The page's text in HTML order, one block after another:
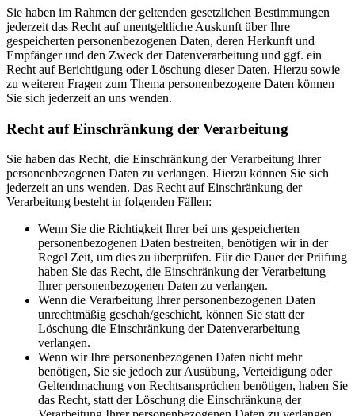
Sie haben im Rahmen der geltenden gesetzlichen Bestimmungen
jederzeit das Recht auf unentgeltliche Auskunft über Ihre
gespeicherten personenbezogenen Daten, deren Herkunft und
Empfänger und den Zweck der Datenverarbeitung und ggf. ein
Recht auf Berichtigung oder Löschung dieser Daten. Hierzu sowie
zu weiteren Fragen zum Thema personenbezogene Daten können
Sie sich jederzeit an uns wenden.
Recht auf Einschränkung der Verarbeitung
Sie haben das Recht, die Einschränkung der Verarbeitung Ihrer
personenbezogenen Daten zu verlangen. Hierzu können Sie sich
jederzeit an uns wenden. Das Recht auf Einschränkung der
Verarbeitung besteht in folgenden Fällen:
Wenn Sie die Richtigkeit Ihrer bei uns gespeicherten
personenbezogenen Daten bestreiten, benötigen wir in der
Regel Zeit, um dies zu überprüfen. Für die Dauer der Prüfung
haben Sie das Recht, die Einschränkung der Verarbeitung
Ihrer personenbezogenen Daten zu verlangen.
Wenn die Verarbeitung Ihrer personenbezogenen Daten
unrechtmäßig geschah/geschieht, können Sie statt der
Löschung die Einschränkung der Datenverarbeitung
verlangen.
Wenn wir Ihre personenbezogenen Daten nicht mehr
benötigen, Sie sie jedoch zur Ausübung, Verteidigung oder
Geltendmachung von Rechtsansprüchen benötigen, haben Sie
das Recht, statt der Löschung die Einschränkung der